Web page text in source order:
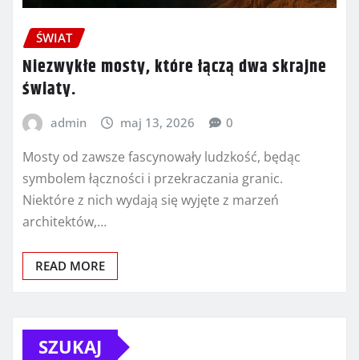
ŚWIAT
Niezwykłe mosty, które łączą dwa skrajne
światy.
admin maj 13, 2026 0
Mosty od zawsze fascynowały ludzkość, będąc
symbolem łączności i przekraczania granic.
Niektóre z nich wydają się wyjęte z marzeń
architektów,…
READ MORE
SZUKAJ